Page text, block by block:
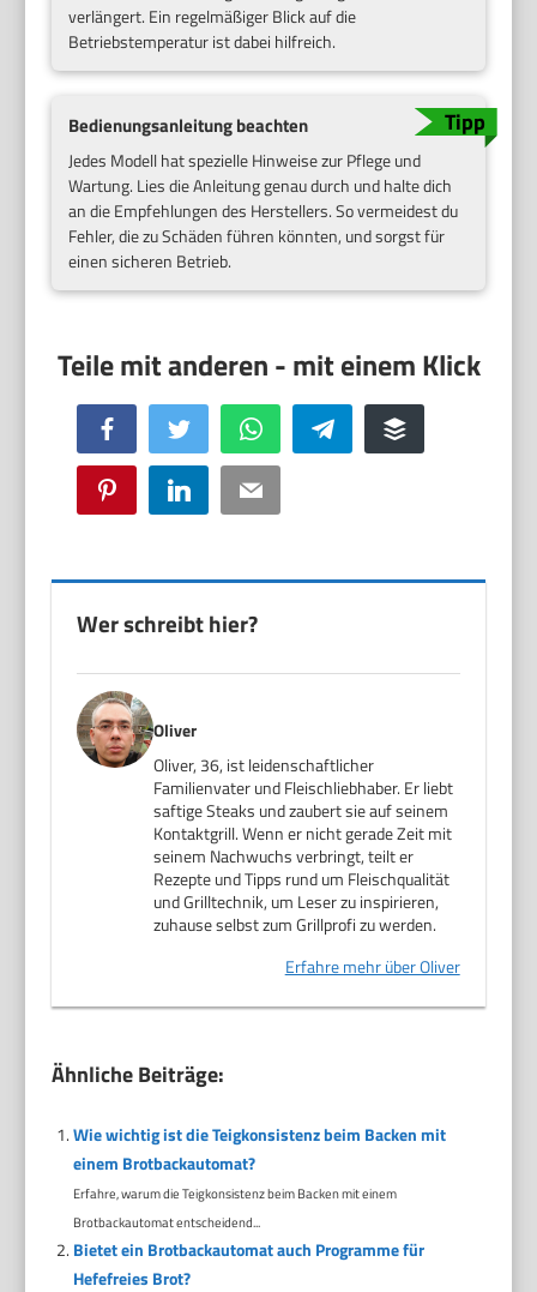
verlängert. Ein regelmäßiger Blick auf die
Betriebstemperatur ist dabei hilfreich.
Bedienungsanleitung beachten
Jedes Modell hat spezielle Hinweise zur Pflege und
Wartung. Lies die Anleitung genau durch und halte dich
an die Empfehlungen des Herstellers. So vermeidest du
Fehler, die zu Schäden führen könnten, und sorgst für
einen sicheren Betrieb.
Facebook Twitter WhatsApp Telegram Buffer
Pinterest LinkedIn Email
Wer schreibt hier?
Oliver
Oliver, 36, ist leidenschaftlicher
Familienvater und Fleischliebhaber. Er liebt
saftige Steaks und zaubert sie auf seinem
Kontaktgrill. Wenn er nicht gerade Zeit mit
seinem Nachwuchs verbringt, teilt er
Rezepte und Tipps rund um Fleischqualität
und Grilltechnik, um Leser zu inspirieren,
zuhause selbst zum Grillprofi zu werden.
Erfahre mehr über Oliver
Ähnliche Beiträge:
Wie wichtig ist die Teigkonsistenz beim Backen mit
einem Brotbackautomat?
Erfahre, warum die Teigkonsistenz beim Backen mit einem
Brotbackautomat entscheidend...
Bietet ein Brotbackautomat auch Programme für
Hefefreies Brot?